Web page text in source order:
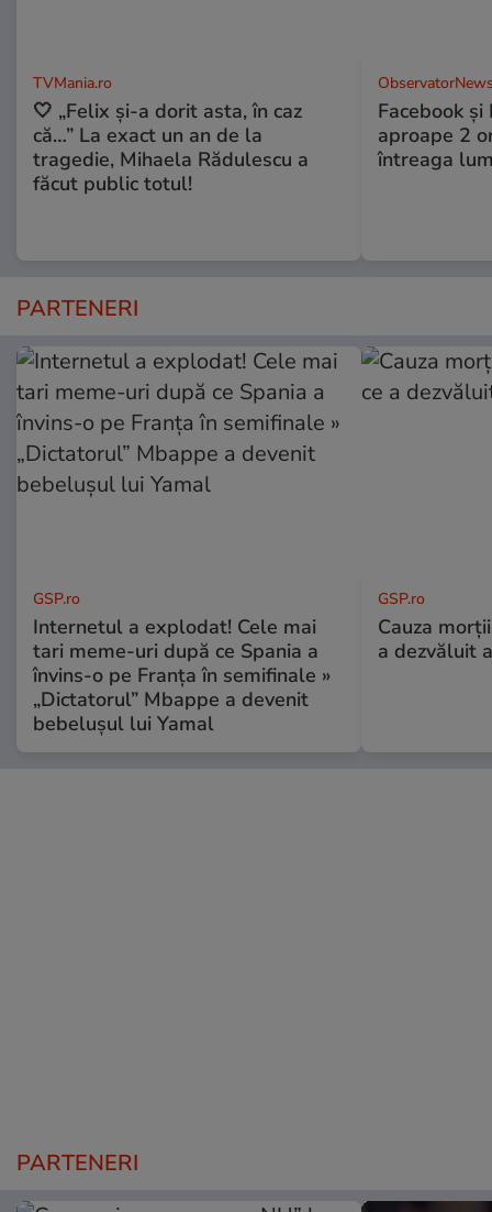
TVMania.ro
🤍 „Felix și-a dorit asta, în caz
că…” La exact un an de la
tragedie, Mihaela Rădulescu a
făcut public totul!
Facebook
aproape 2
întreaga
PARTENERI
GSP.ro
Internetul a explodat! Cele mai
tari meme-uri după ce Spania a
învins-o pe Franța în semifinale »
„Dictatorul” Mbappe a devenit
bebelușul lui Yamal
GSP.ro
Cauza
a dezvăluit
PARTENERI